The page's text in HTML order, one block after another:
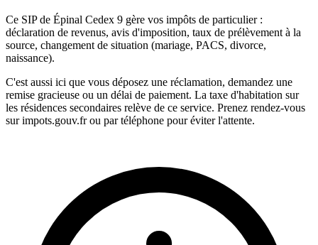
Ce SIP de Épinal Cedex 9 gère vos impôts de particulier :
déclaration de revenus, avis d'imposition, taux de prélèvement à la
source, changement de situation (mariage, PACS, divorce,
naissance).
C'est aussi ici que vous déposez une réclamation, demandez une
remise gracieuse ou un délai de paiement. La taxe d'habitation sur
les résidences secondaires relève de ce service. Prenez rendez-vous
sur impots.gouv.fr ou par téléphone pour éviter l'attente.